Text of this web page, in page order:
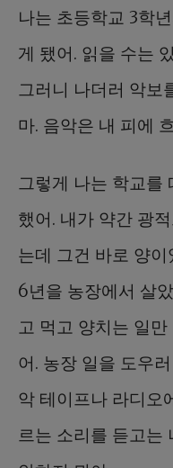
나는 초등학교 3학
게 됐어. 읽을 수는
그러니 나더러 악보
마. 음악은 내 피에
그렇게 나는 학교를
했어. 내가 약간 광
는데 그건 바로 양
6년을 농장에서 살
고 먹고 양치는 일
어. 농장 일을 도우
악 테이프나 라디오
르는 소리를 듣고는